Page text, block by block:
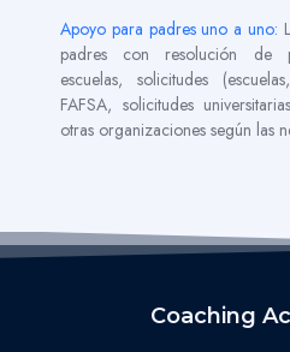
Apoyo para padres uno a uno:
padres con resolución de
escuelas, solicitudes
FAFSA, solicitudes
otras organizaciones según las
Coaching